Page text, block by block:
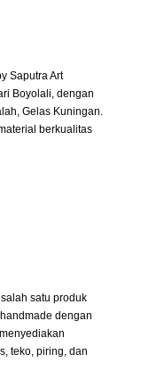
Saputra Art
Boyolali, dengan
Gelas Kuningan.
berkualitas
satu produk
dengan
teko, piring, dan